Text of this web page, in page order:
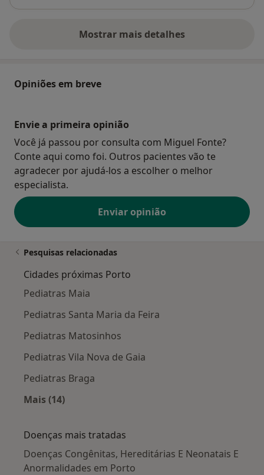
Mostrar mais detalhes
sobre o endereço
Opiniões em breve
Envie a primeira opinião
Você já passou por consulta com Miguel Fonte?
Conte aqui como foi. Outros pacientes vão te
agradecer por ajudá-los a escolher o melhor
especialista.
Enviar opinião
Pesquisas relacionadas
Cidades próximas Porto
Pediatras Maia
Pediatras Santa Maria da Feira
Pediatras Matosinhos
Pediatras Vila Nova de Gaia
Pediatras Braga
Mais (14)
Doenças mais tratadas
Doenças Congênitas, Hereditárias E Neonatais E
Anormalidades em Porto